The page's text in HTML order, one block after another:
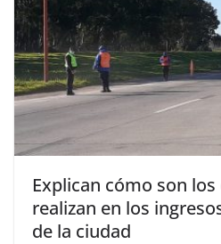
Explican cómo son
realizan en los
de la ciudad